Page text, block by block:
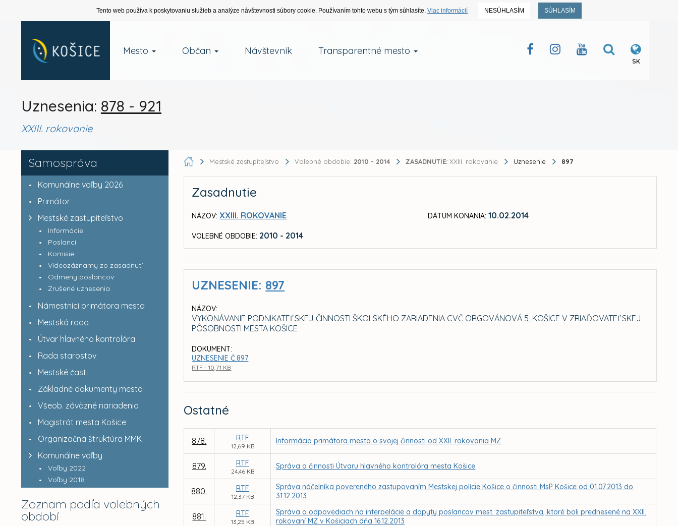
Tento web používa k poskytovaniu služieb a analýze návštevnosti súbory cookie. Používaním tohto webu s tým súhlasíte. Viac informácií NESÚHLASÍM SÚHLASÍM
Mesto Občan Návštevník Transparentné mesto
SK
Uznesenia: 878 - 921
XXIII. rokovanie
Samospráva
Komunálne voľby 2026
Primátor
Mestské zastupiteľstvo
Informácie
Poslanci
Komisie
Videozáznamy zo zasadnutí
Odmeny poslancov
Zrušené uznesenia
Námestníci primátora mesta
Mestská rada
Útvar hlavného kontrolóra
Rada starostov
Mestské časti
Základné dokumenty mesta
Všeob. záväzné nariadenia
Magistrát mesta Košice
Organizačná štruktúra MMK
Komunálne voľby
Voľby 2022
Voľby 2018
Zoznam podľa volebných
období
Mestské zastupiteľstvo Volebné obdobie: 2010 - 2014 ZASADNUTIE: XXIII. rokovanie Uznesenie 897
Zasadnutie
NÁZOV: XXIII. ROKOVANIE
VOLEBNÉ OBDOBIE: 2010 - 2014
DÁTUM KONANIA: 10.02.2014
UZNESENIE: 897
NÁZOV:
VYKONÁVANIE PODNIKATEĽSKEJ ČINNOSTI ŠKOLSKÉHO ZARIADENIA CVČ ORGOVÁNOVÁ 5, KOŠICE V ZRIAĎOVATEĽSKEJ
PÔSOBNOSTI MESTA KOŠICE
DOKUMENT:
UZNESENIE Č.897
RTF - 10,71 KB
Ostatné
878. RTF
12,69 KB
Informácia primátora mesta o svojej činnosti od XXII. rokovania MZ
879. RTF
24,46 KB
Správa o činnosti Útvaru hlavného kontrolóra mesta Košice
880. RTF
12,37 KB
Správa náčelníka povereného zastupovaním Mestskej polície Košice o činnosti MsP Košice od 01.07.2013 do
31.12.2013
881. RTF
13,25 KB
Správa o odpovediach na interpelácie a dopyty poslancov mest. zastupiteľstva, ktoré boli prednesené na XXII.
rokovaní MZ v Košiciach dňa 16.12.2013